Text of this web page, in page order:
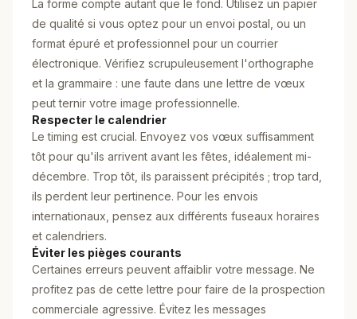
La forme compte autant que le fond. Utilisez un papier
de qualité si vous optez pour un envoi postal, ou un
format épuré et professionnel pour un courrier
électronique. Vérifiez scrupuleusement l'orthographe
et la grammaire : une faute dans une lettre de vœux
peut ternir votre image professionnelle.
Respecter le calendrier
Le timing est crucial. Envoyez vos vœux suffisamment
tôt pour qu'ils arrivent avant les fêtes, idéalement mi-
décembre. Trop tôt, ils paraissent précipités ; trop tard,
ils perdent leur pertinence. Pour les envois
internationaux, pensez aux différents fuseaux horaires
et calendriers.
Éviter les pièges courants
Certaines erreurs peuvent affaiblir votre message. Ne
profitez pas de cette lettre pour faire de la prospection
commerciale agressive. Évitez les messages